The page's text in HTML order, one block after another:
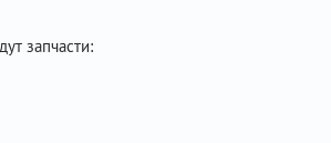
запчасти: